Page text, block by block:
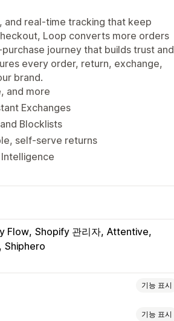
and real-time tracking that keep
Loop converts more orders
journey that builds trust and
every order, return, exchange,
brand.
and more
Exchanges
Blocklists
self-serve returns
Flow Shopify 관리자 Attentive
Shiphero
기능 표시
기능 표시